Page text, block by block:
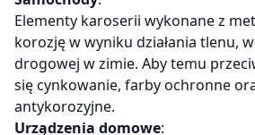
Elementy karoserii wykonane z
korozję w wyniku działania tlenu,
drogowej w zimie. Aby temu
się cynkowanie, farby ochronne
antykorozyjne.
Urządzenia domowe: